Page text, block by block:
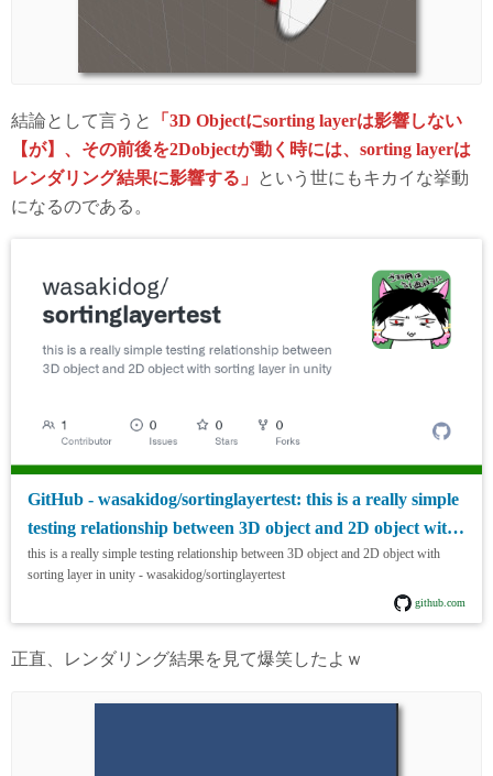
結論として言うと
「3D Objectにsorting layerは影響しない
【が】、その前後を2Dobjectが動く時には、sorting layerは
レンダリング結果に影響する」
という世にもキカイな挙動
になるのである。
GitHub - wasakidog/sortinglayertest: this is a really simple
testing relationship between 3D object and 2D object with
sorting layer in unity
this is a really simple testing relationship between 3D object and 2D object with
sorting layer in unity - wasakidog/sortinglayertest
github.com
正直、レンダリング結果を見て爆笑したよｗ